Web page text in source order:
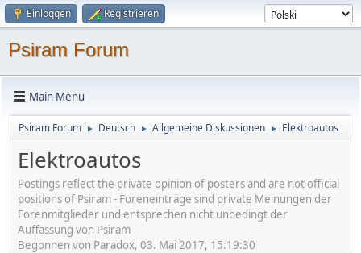
Einloggen Registrieren
Psiram Forum
Main Menu
Psiram Forum ► Deutsch ► Allgemeine Diskussionen ► Elektroautos
Elektroautos
Postings reflect the private opinion of posters and are not official
positions of Psiram - Foreneinträge sind private Meinungen der
Forenmitglieder und entsprechen nicht unbedingt der
Auffassung von Psiram
Begonnen von Paradox, 03. Mai 2017, 15:19:30